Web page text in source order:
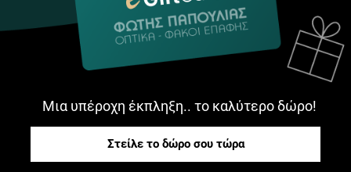
Μια υπέροχη έκπληξη.. το καλύτερο δώρο!
Στείλε το δώρο σου τώρα